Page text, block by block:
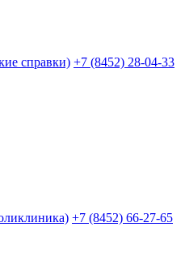
справки) +7 (8452) 28-04-33
+7 (8452) 66-27-65